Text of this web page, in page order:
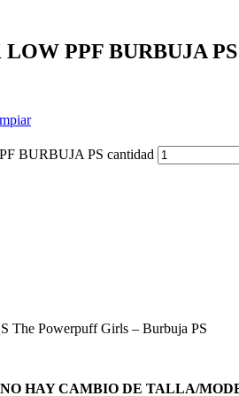
PPF BURBUJA PS
BURBUJA PS cantidad
The Powerpuff Girls – Burbuja PS
HAY CAMBIO DE TALLA/